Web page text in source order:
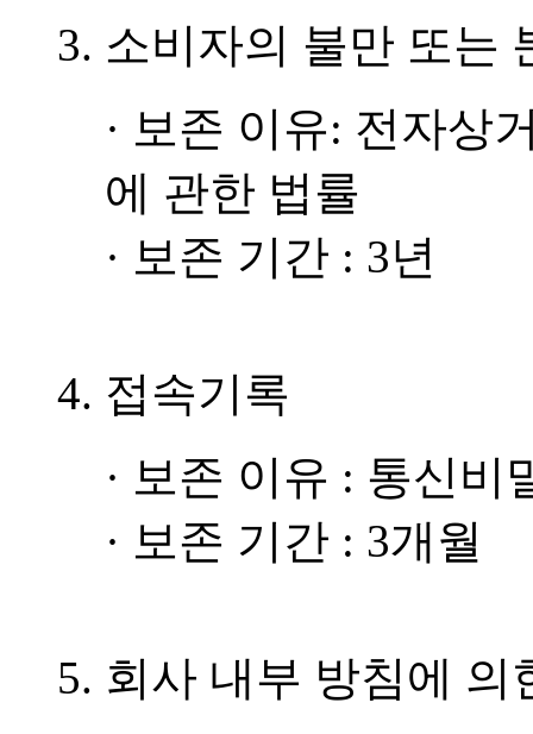
3. 소비자의 불만 또는
· 보존 이유: 전자상
에 관한 법률
· 보존 기간 : 3년
4. 접속기록
· 보존 이유 : 통신비
· 보존 기간 : 3개월
5. 회사 내부 방침에 의